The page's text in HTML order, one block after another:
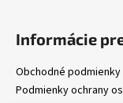
Informácie
Obchodné podmienky
Podmienky ochrany